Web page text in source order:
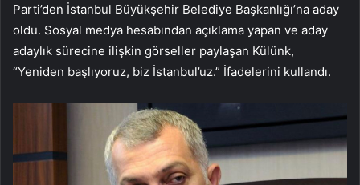
Parti’den İstanbul Büyükşehir Belediye Başkanlığı’na aday
oldu. Sosyal medya hesabından açıklama yapan ve aday
adaylık sürecine ilişkin görseller paylaşan Külünk,
“Yeniden başlıyoruz, biz İstanbul’uz.” İfadelerini kullandı.